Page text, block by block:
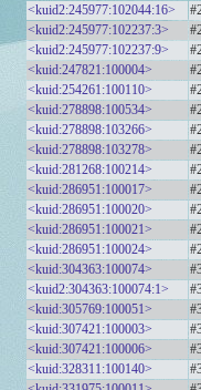
<kuid2:245977:102044:16>
<kuid2:245977:102237:3>
<kuid2:245977:102237:9>
<kuid:247821:100004>
<kuid:254261:100110>
<kuid:278898:100534>
<kuid:278898:103266>
<kuid:278898:103278>
<kuid:281268:100214>
<kuid:286951:100017>
<kuid:286951:100020>
<kuid:286951:100021>
<kuid:286951:100024>
<kuid:304363:100074>
<kuid2:304363:100074:1>
<kuid:305769:100051>
<kuid:307421:100003>
<kuid:307421:100006>
<kuid:328311:100140>